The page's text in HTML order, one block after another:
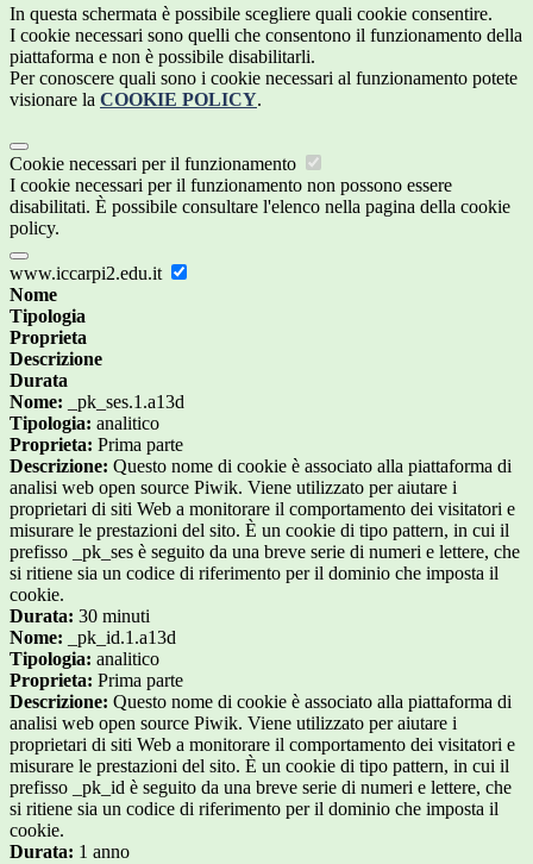
In questa schermata è possibile scegliere quali cookie consentire.
I cookie necessari sono quelli che consentono il funzionamento della
piattaforma e non è possibile disabilitarli.
Per conoscere quali sono i cookie necessari al funzionamento potete
visionare la COOKIE POLICY.
Cookie necessari per il funzionamento
I cookie necessari per il funzionamento non possono essere
disabilitati. È possibile consultare l'elenco nella pagina della cookie
policy.
www.iccarpi2.edu.it
Nome
Tipologia
Proprieta
Descrizione
Durata
Nome: _pk_ses.1.a13d
Tipologia: analitico
Proprieta: Prima parte
Descrizione: Questo nome di cookie è associato alla piattaforma di
analisi web open source Piwik. Viene utilizzato per aiutare i
proprietari di siti Web a monitorare il comportamento dei visitatori e
misurare le prestazioni del sito. È un cookie di tipo pattern, in cui il
prefisso _pk_ses è seguito da una breve serie di numeri e lettere, che
si ritiene sia un codice di riferimento per il dominio che imposta il
cookie.
Durata: 30 minuti
Nome: _pk_id.1.a13d
Tipologia: analitico
Proprieta: Prima parte
Descrizione: Questo nome di cookie è associato alla piattaforma di
analisi web open source Piwik. Viene utilizzato per aiutare i
proprietari di siti Web a monitorare il comportamento dei visitatori e
misurare le prestazioni del sito. È un cookie di tipo pattern, in cui il
prefisso _pk_id è seguito da una breve serie di numeri e lettere, che
si ritiene sia un codice di riferimento per il dominio che imposta il
cookie.
Durata: 1 anno